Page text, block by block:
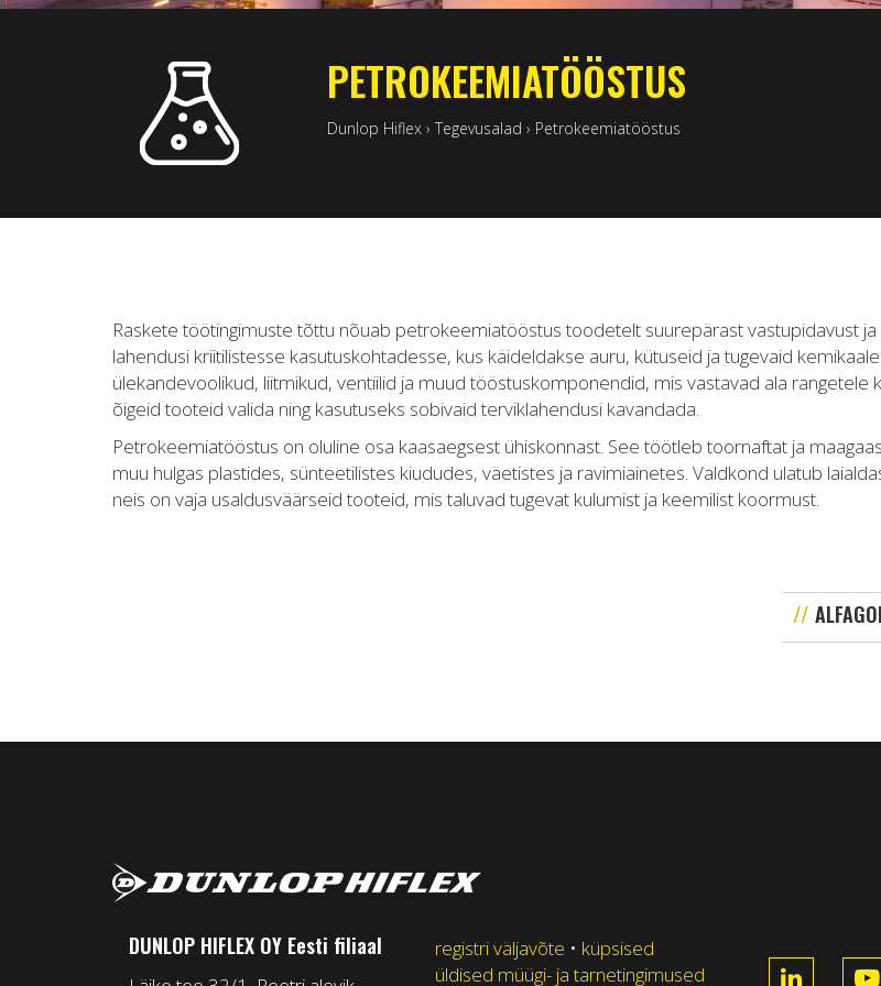
PETROKEEMIATÖÖSTUS
Dunlop Hiflex › Tegevusalad › Petrokeemiatööstus
Raskete töötingimuste tõttu nõuab petrokeemiatööstus toodetelt suurepärast vastupidavust
lahendusi kriitilistesse kasutuskohtadesse, kus käideldakse auru, kütuseid ja tugevaid
ülekandevoolikud, liitmikud, ventiilid ja muud tööstuskomponendid, mis vastavad ala
õigeid tooteid valida ning kasutuseks sobivaid terviklahendusi kavandada.
Petrokeemiatööstus on oluline osa kaasaegsest ühiskonnast. See töötleb toornaftat ja
muu hulgas plastides, sünteetilistes kiududes, väetistes ja ravimiainetes. Valdkond ulatub
neis on vaja usaldusväärseid tooteid, mis taluvad tugevat kulumist ja keemilist koormust.
DUNLOP HIFLEX OY Eesti filiaal registri väljavõte • küpsised
üldised müügi- ja tarnetingimused